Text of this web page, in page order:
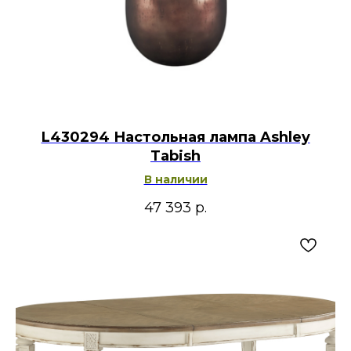
L430294 Настольная лампа Ashley
Tabish
В наличии
47 393 р.